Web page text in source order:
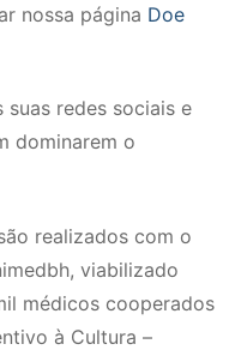
nossa página Doe
suas redes sociais e
dominarem o
realizados com o
viabilizado
médicos cooperados
à Cultura –